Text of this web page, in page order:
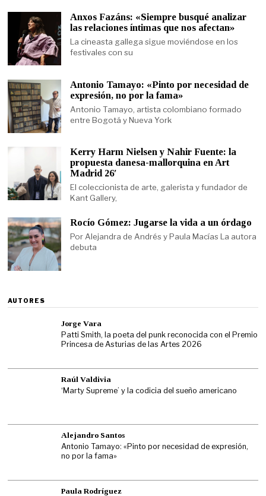
Anxos Fazáns: «Siempre busqué analizar
las relaciones íntimas que nos afectan»
La cineasta gallega sigue moviéndose en los
festivales con su
Antonio Tamayo: «Pinto por necesidad de
expresión, no por la fama»
Antonio Tamayo, artista colombiano formado
entre Bogotá y Nueva York
Kerry Harm Nielsen y Nahir Fuente: la
propuesta danesa-mallorquina en Art
Madrid 26′
El coleccionista de arte, galerista y fundador de
Kant Gallery,
Rocío Gómez: Jugarse la vida a un órdago
Por Alejandra de Andrés y Paula Macías La autora
debuta
AUTORES
Jorge Vara
Patti Smith, la poeta del punk reconocida con el Premio
Princesa de Asturias de las Artes 2026
Raúl Valdivia
‘Marty Supreme’ y la codicia del sueño americano
Alejandro Santos
Antonio Tamayo: «Pinto por necesidad de expresión,
no por la fama»
Paula Rodríguez